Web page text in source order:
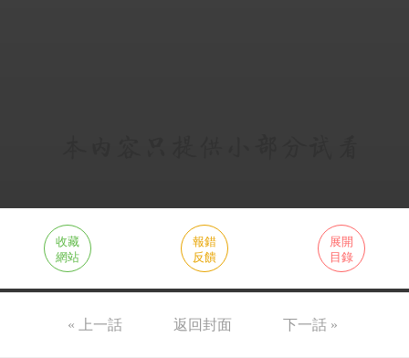
收藏
網站
報錯
反饋
展開
目錄
« 上一話 返回封面 下一話 »